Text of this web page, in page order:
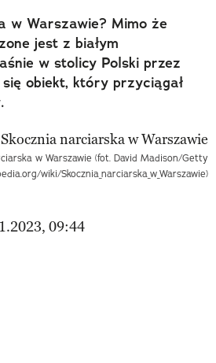
w Warszawie? Mimo że
jest z białym
w stolicy Polski przez
obiekt, który przyciągał
w Warszawie (fot. David Madison/Getty
wiki/Skocznia_narciarska_w_Warszawie)
09:44